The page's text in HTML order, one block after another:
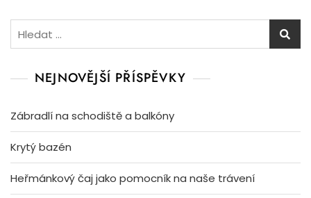
NEJNOVĚJŠÍ PŘÍSPĚVKY
Zábradlí na schodiště a balkóny
Krytý bazén
Heřmánkový čaj jako pomocník na naše trávení